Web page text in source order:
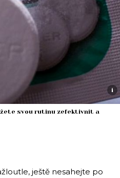
i
svou rutinu zefektivnit a
ještě nesahejte po